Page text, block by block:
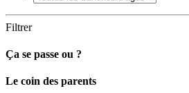
Filtrer
Ça se passe ou ?
Carto
Le coin des parents